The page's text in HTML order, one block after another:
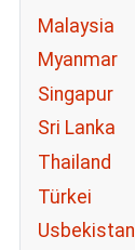
Malaysia
Myanmar
Singapur
Sri Lanka
Thailand
Türkei
Usbekistan